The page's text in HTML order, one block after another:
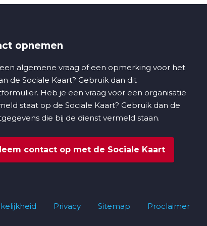
opnemen
algemene vraag of een opmerking voor het
de Sociale Kaart? Gebruik dan dit
Heb je een vraag voor een organisatie
staat op de Sociale Kaart? Gebruik dan de
die bij de dienst vermeld staan.
contact op met de Sociale Kaart
Privacy Sitemap Proclaimer